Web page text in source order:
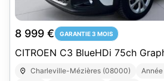
8 999 € GARANTIE 3 MOIS
CITROEN C3 BlueHDi 75ch
Charleville-Mézières (08000)